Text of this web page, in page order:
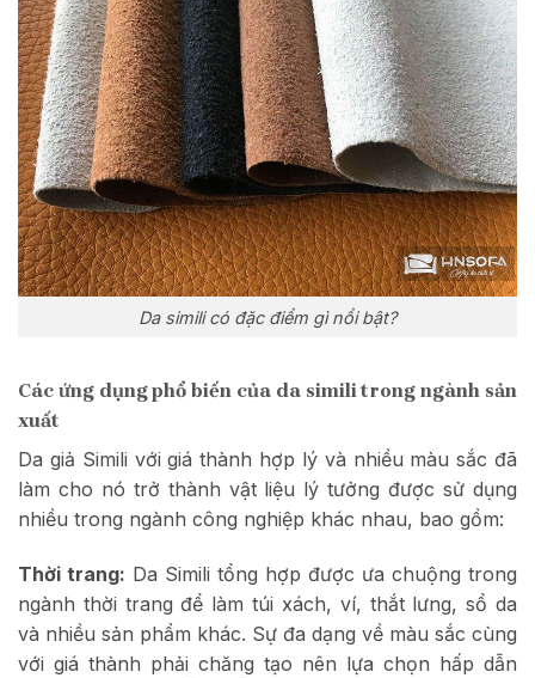
Da simili có đặc điểm gì nổi bật?
Các ứng dụng phổ biến của da simili trong ngành sản
xuất
Da giả Simili với giá thành hợp lý và nhiều màu sắc đã
làm cho nó trở thành vật liệu lý tưởng được sử dụng
nhiều trong ngành công nghiệp khác nhau, bao gồm:
Thời trang: Da Simili tổng hợp được ưa chuộng trong
ngành thời trang để làm túi xách, ví, thắt lưng, sổ da
và nhiều sản phẩm khác. Sự đa dạng về màu sắc cùng
với giá thành phải chăng tạo nên lựa chọn hấp dẫn